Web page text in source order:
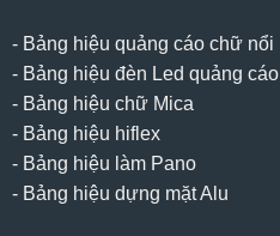
- Bảng hiệu quảng cáo chữ nổi
- Bảng hiệu đèn Led quảng cáo
- Bảng hiệu chữ Mica
- Bảng hiệu hiflex
- Bảng hiệu làm Pano
- Bảng hiệu dựng mặt Alu